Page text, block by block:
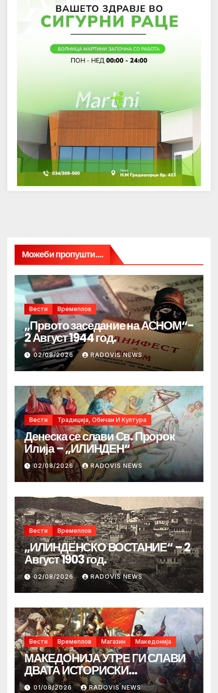
Можеби пропушти....
Вести Времеплов
„Првото заседание на АСНОМ“-
2 Август 1944 год.
02/08/2026 RADOVIS NEWS
Вести Традиција, Обичаи И Култура
Денеска се слави Св. Пророк
Илија – „ИЛИНДЕН“
02/08/2026 RADOVIS NEWS
Вести Времеплов
„ИЛИНДЕНСКО ВОСТАНИЕ“ – 2
Август 1903 год.
02/08/2026 RADOVIS NEWS
Вести Времеплов Магазин Македонија
МАКЕДОНИЈА УТРЕ ГИ СЛАВИ
ДВАТА ИСТОРИСКИ
ИЛИНДЕНА!
01/08/2026 RADOVIS NEWS